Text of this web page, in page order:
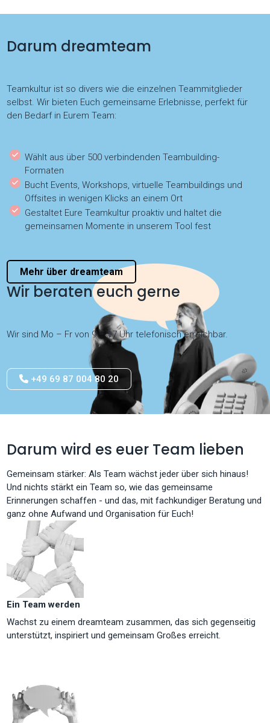
Darum dreamteam
Teamkultur ist so divers wie die einzelnen Teammitglieder
selbst. Wir bieten Euch gemeinsame Erlebnisse, perfekt für
den Bedarf in Eurem Team:
Wählt aus über 500 verbindenden Teambuilding-
Formaten
Bucht Events, Workshops, virtuelle Teambuildings und
Offsites in wenigen Klicks an einem Ort
Gestaltet Eure Teamkultur proaktiv und haltet die
gemeinsamen Momente in unserem Tool fest
Mehr über dreamteam
Wir beraten euch gerne
Wir sind Mo – Fr von 9 – 17 Uhr telefonisch erreichbar.
+49 69 87 004 80 20
Darum wird es euer Team lieben
Gemeinsam stärker: Als Team wächst jeder über sich hinaus!
Und nichts stärkt ein Team so, wie das gemeinsame
Erinnerungen schaffen - und das, mit fachkundiger Beratung und
ganz ohne Aufwand und Organisation für Euch!
Ein Team werden
Wachst zu einem dreamteam zusammen, das sich gegenseitig
unterstützt, inspiriert und gemeinsam Großes erreicht.